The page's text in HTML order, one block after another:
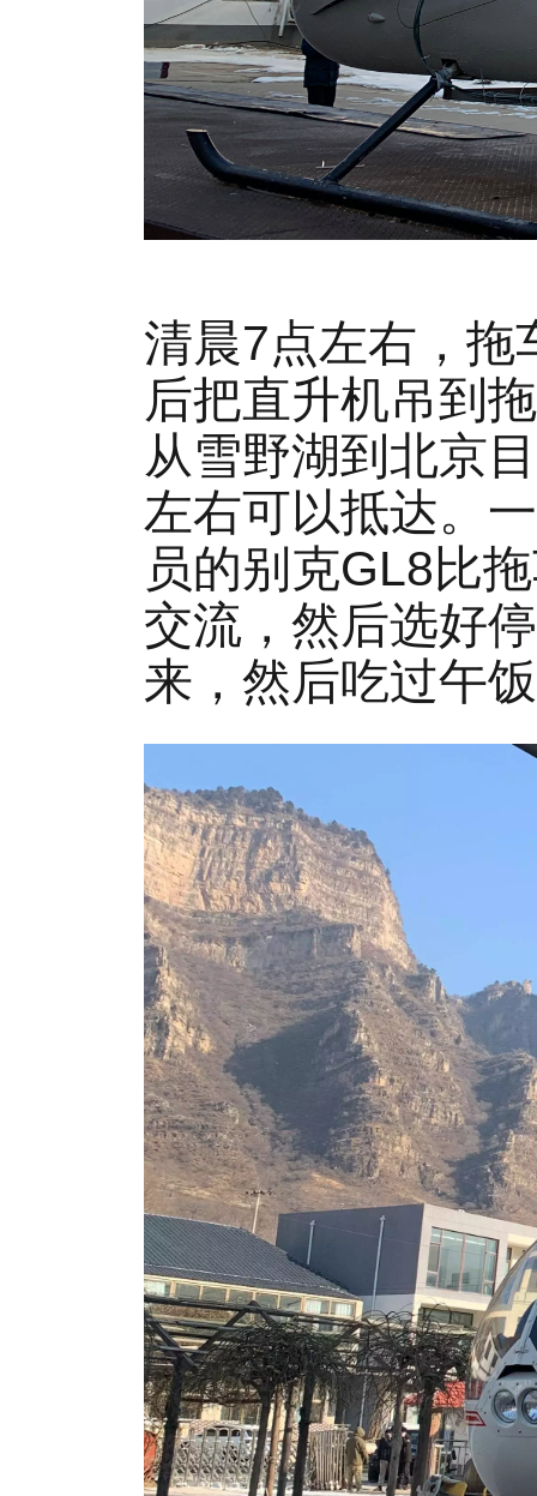
清晨7点左右，拖
后把直升机吊到
从雪野湖到北京
左右可以抵达。
员的别克GL8比
交流，然后选好
来，然后吃过午